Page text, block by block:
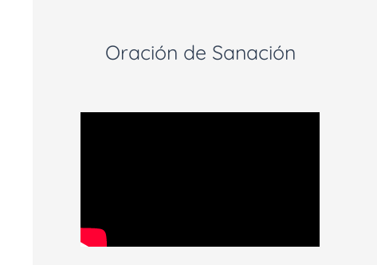
Oración de Sanación